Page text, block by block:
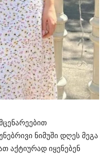
ნიმუში დღეს მეგა
აქტიურად იყენებენ